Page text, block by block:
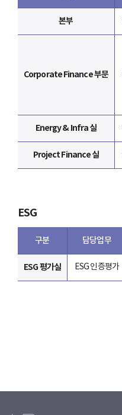
본부
Corporate Finance 부문
Energy & Infra 실
Project Finance 실
ESG
구분 담당업무
ESG 평가실 ESG 인증평가